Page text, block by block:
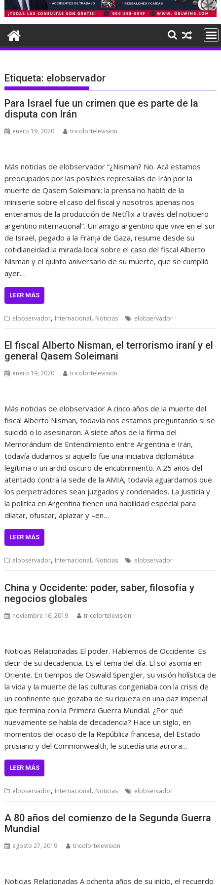
Etiqueta: elobservador
Para Israel fue un crimen que es parte de la
disputa con Irán
enero 19, 2020 tricolortelevision
Más noticias de elobservador “¿Nisman? No. Acá estamos
preocupados por las posibles represalias de Irán por la
muerte de Qasem Soleimani; la prensa no habló de la
miniserie sobre el caso del fiscal y nosotros apenas nos
enteramos de la producción de Netflix a través del noticiero
argentino internacional”. Un amigo argentino que vive en el sur
de Israel, pegado a la Franja de Gaza, resume desde su
cotidianeidad la mirada local sobre el caso del fiscal Alberto
Nisman y el quinto aniversario de su muerte, que se cumplió
ayer.…
LEER MÁS
elobservador, Internacional, Noticias elobservador
El fiscal Alberto Nisman, el terrorismo iraní y el
general Qasem Soleimani
enero 19, 2020 tricolortelevision
Más noticias de elobservador A cinco años de la muerte del
fiscal Alberto Nisman, todavía nos estamos preguntando si se
suicidó o lo asesinaron. A siete años de la firma del
Memorándum de Entendimiento entre Argentina e Irán,
todavía dudamos si aquello fue una iniciativa diplomática
legítima o un ardid oscuro de encubrimiento. A 25 años del
atentado contra la sede de la AMIA, todavía aguardamos que
los perpetradores sean juzgados y condenados. La Justicia y
la política en Argentina tienen una habilidad especial para
dilatar, ofuscar, aplazar y –en…
LEER MÁS
elobservador, Internacional, Noticias elobservador
China y Occidente: poder, saber, filosofía y
negocios globales
noviembre 16, 2019 tricolortelevision
Noticias Relacionadas El poder. Hablemos de Occidente. Es
decir de su decadencia. Es el tema del día. El sol asoma en
Oriente. En tiempos de Oswald Spengler, su visión holística de
la vida y la muerte de las culturas congeniaba con la crisis de
un continente que gozaba de su riqueza en una paz imperial
que termina con la Primera Guerra Mundial. ¿Por qué
nuevamente se habla de decadencia? Hace un siglo, en
momentos del ocaso de la República francesa, del Estado
prusiano y del Commonwealth, le sucedía una aurora…
LEER MÁS
elobservador, Internacional, Noticias elobservador
A 80 años del comienzo de la Segunda Guerra
Mundial
agosto 27, 2019 tricolortelevision
Noticias Relacionadas A ochenta años de su inicio, el recuerdo